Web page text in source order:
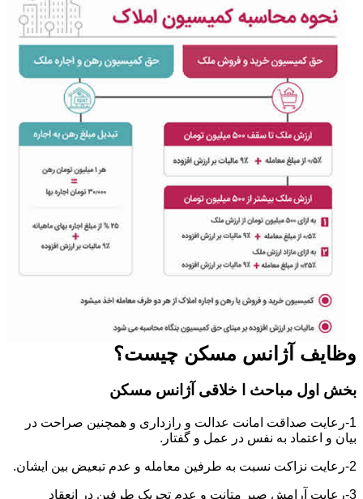
وظایف آژانس مسکن چیست؟
بخش اول مباحث ا خلاقی آژانس مسکن
1-رعایت صداقت امانت عدالت و رازداری و همچنین صراحت در
بیان و اعتماد به نفس در عمل و گفتار.
2-رعایت نزاکت نسبت به طرفین معامله و عدم تبعیض بین ایشان.
3-رعایت آرامش صبر متانت و عدم تحریک طرفین در انعقاد